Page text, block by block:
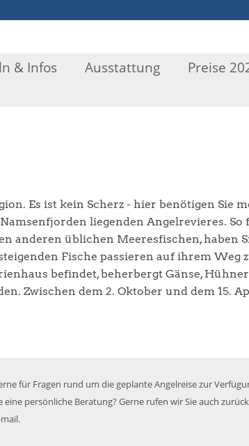
& Infos Ausstattung Preise
Es ist kein Scherz - hier benötigen Sie
liegenden Angelrevieres.
anderen üblichen Meeresfischen, haben
Fische passieren auf ihrem Weg
befindet, beherbergt Gänse,
Zwischen dem 2. Oktober und dem 15.
für Fragen rund um die geplante Angelreise zur
eine persönliche Beratung? Gerne rufen wir Sie auch